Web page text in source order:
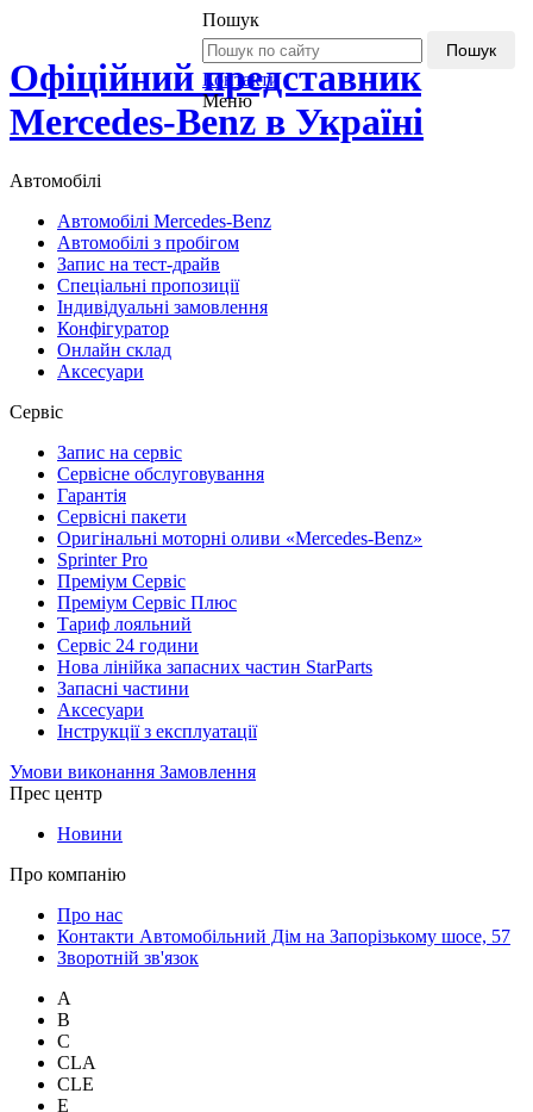
Офіційний представник
Mercedes-Benz в Україні
Пошук
Пошук
Контакти
Меню
Автомобілі
Автомобілі Mercedes-Benz
Автомобілі з пробігом
Запис на тест-драйв
Спеціальні пропозиції
Індивідуальні замовлення
Конфігуратор
Онлайн склад
Аксесуари
Сервіс
Запис на сервіс
Сервісне обслуговування
Гарантія
Сервісні пакети
Оригінальні моторні оливи «Mercedes-Benz»
Sprinter Pro
Преміум Сервіс
Преміум Сервіс Плюс
Тариф лояльний
Сервіс 24 години
Нова лінійка запасних частин StarParts
Запасні частини
Аксесуари
Інструкції з експлуатації
Умови виконання Замовлення
Прес центр
Новини
Про компанію
Про нас
Контакти Автомобільний Дім на Запорізькому шосе, 57
Зворотній зв'язок
A
B
C
CLA
CLE
E